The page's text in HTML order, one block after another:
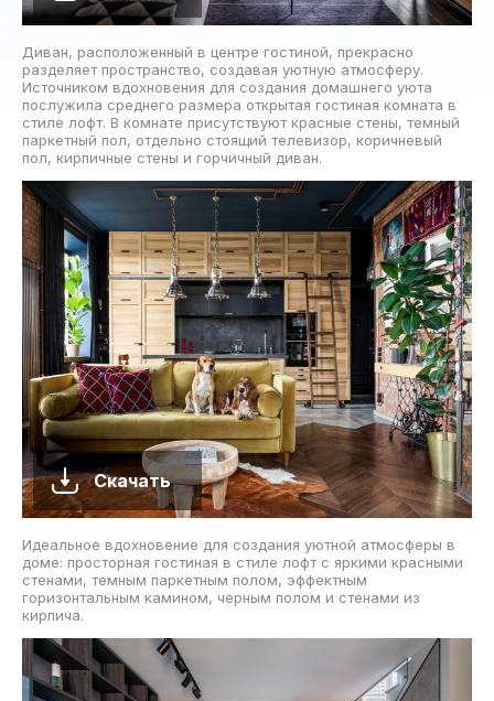
Диван, расположенный в центре гостиной, прекрасно
разделяет пространство, создавая уютную атмосферу.
Источником вдохновения для создания домашнего уюта
послужила среднего размера открытая гостиная комната в
стиле лофт. В комнате присутствуют красные стены, темный
паркетный пол, отдельно стоящий телевизор, коричневый
пол, кирпичные стены и горчичный диван.
Скачать
Идеальное вдохновение для создания уютной атмосферы в
доме: просторная гостиная в стиле лофт с яркими красными
стенами, темным паркетным полом, эффектным
горизонтальным камином, черным полом и стенами из
кирпича.